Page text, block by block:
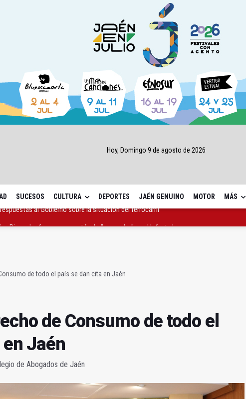
Hoy, Domingo 9 de agosto de 2026
SUCESOS CULTURA DEPORTES JAÉN GENUINO MOTOR MÁS
de todo el país se dan cita en Jaén
de Consumo de todo el
Jaén
de Abogados de Jaén